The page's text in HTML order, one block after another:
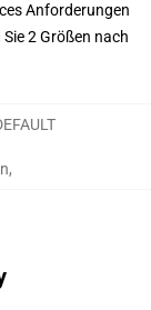
Anforderungen
2 Größen nach
,